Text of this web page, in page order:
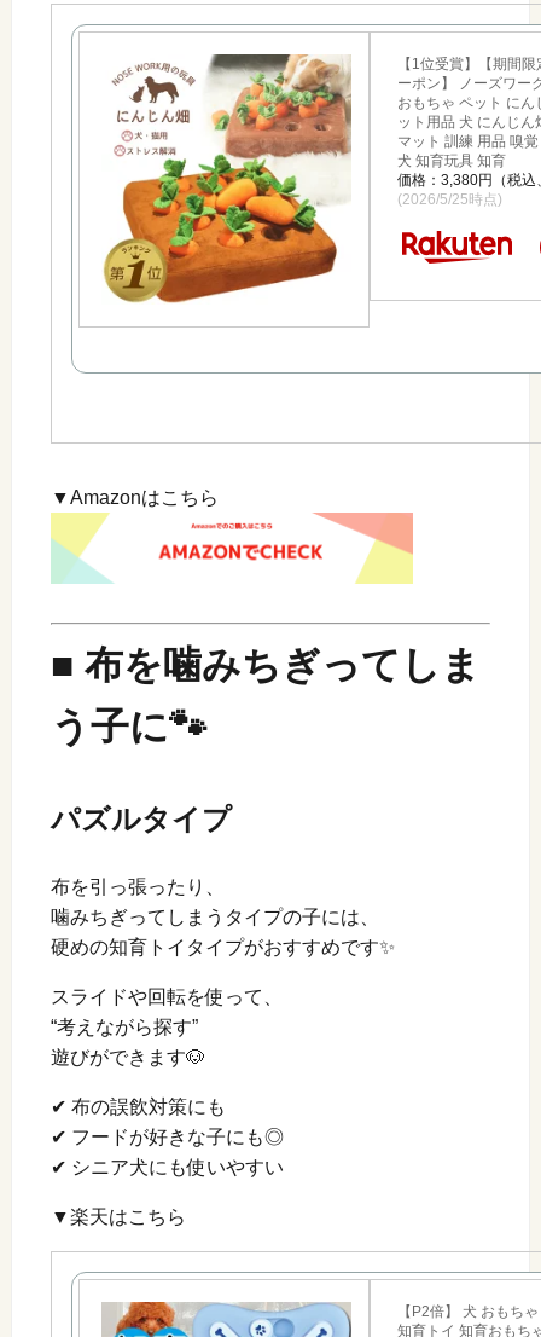
【1位受賞】【期間
ーポン】 ノーズワー
おもちゃ ペット にん
ット用品 犬 にんじん
マット 訓練 用品 嗅
犬 知育玩具 知育
価格：3,380円（税込
(2026/5/25時点)
▼Amazonはこちら
■ 布を噛みちぎってしま
う子に🐾
パズルタイプ
布を引っ張ったり、
噛みちぎってしまうタイプの子には、
硬めの知育トイタイプがおすすめです✨
スライドや回転を使って、
“考えながら探す”
遊びができます🐶
✔ 布の誤飲対策にも
✔ フードが好きな子にも◎
✔ シニア犬にも使いやすい
▼楽天はこちら
【P2倍】 犬 おもち
知育トイ 知育おもち